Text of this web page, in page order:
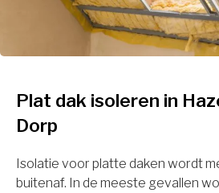
Plat dak isoleren in
Dorp
Isolatie voor platte daken wordt
buitenaf. In de meeste gevallen